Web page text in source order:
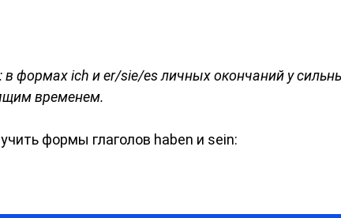
: в формах ich и er/sie/es личных окончаний у
временем.
формы глаголов haben и sein: